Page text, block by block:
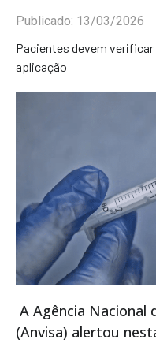
Publicado: 13/03/2026
Pacientes devem verificar
aplicação
A Agência Nacional
(Anvisa) alertou